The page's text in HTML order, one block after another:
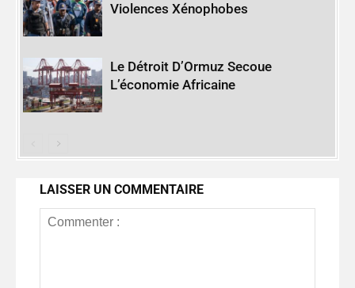
Violences Xénophobes
Le Détroit D’Ormuz Secoue
L’économie Africaine
LAISSER UN COMMENTAIRE